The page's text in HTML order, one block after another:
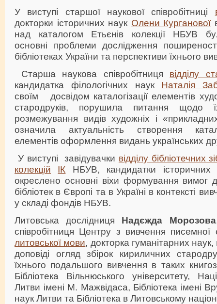
У виступі старшої наукової співробітниці
докторки історичних наук Олени Курганової
над каталогом Етьєнів колекції НБУВ
основні проблеми дослідження
бібліотеках України та перспективи їхнього
Старша наукова співробітниця відділу
кандидатка філологічних наук Наталія
своїм досвідом каталогізації елементів
стародруків, порушила питання щодо
розмежування видів художніх і
означила актуальність створення
елементів оформлення видань українських
У виступі завідувачки відділу бібліотечних
колекцій
ІК НБУВ, кандидатки
окреслено основні віхи формування вимог
бібліотек в Європі та в Україні в контексті
у складі фондів НБУВ.
Литовська дослідниця Надєжда Морозова
співробітниця Центру з вивчення
литовської мови, докторка гуманітарних
доповіді огляд збірок кириличних
їхнього подальшого вивчення в таких
Бібліотека Вільнюського університету,
Литви імені М. Мажвідаса, Бібліотека імені
наук Литви та Бібліотека в Литовському